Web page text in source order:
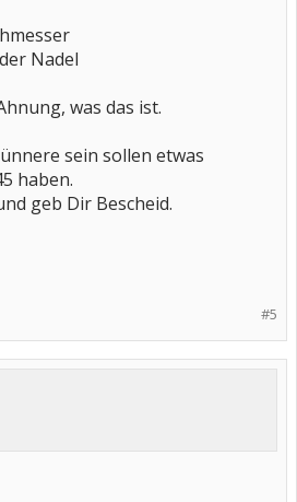
Nadel
was das ist.
sein sollen etwas
haben.
geb Dir Bescheid.
#5